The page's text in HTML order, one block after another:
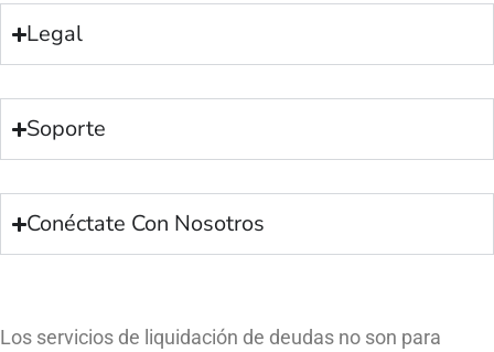
Legal
Soporte
Conéctate Con Nosotros
Los servicios de liquidación de deudas no son para